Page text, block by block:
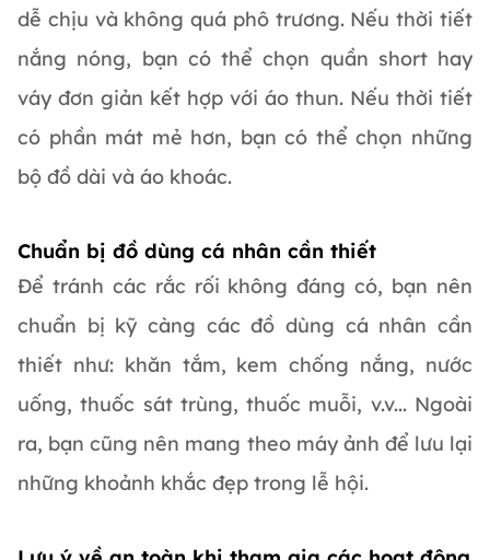
dễ chịu và không quá phô trương. Nếu thời tiết
nắng nóng, bạn có thể chọn quần short hay
váy đơn giản kết hợp với áo thun. Nếu thời tiết
có phần mát mẻ hơn, bạn có thể chọn những
bộ đồ dài và áo khoác.
Chuẩn bị đồ dùng cá nhân cần thiết
Để tránh các rắc rối không đáng có, bạn nên
chuẩn bị kỹ càng các đồ dùng cá nhân cần
thiết như: khăn tắm, kem chống nắng, nước
uống, thuốc sát trùng, thuốc muỗi, v.v... Ngoài
ra, bạn cũng nên mang theo máy ảnh để lưu lại
những khoảnh khắc đẹp trong lễ hội.